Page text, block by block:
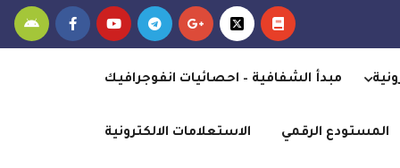
مبدأ الشفافية – احصائيات انفوجرافيك
المستودع الرقمي الاستعلامات الالكترونية